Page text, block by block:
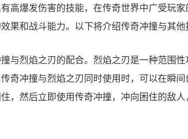
高爆发伤害的技能，在传奇世界中广受玩
果和战斗能力。以下将介绍传奇冲撞与其他
与烈焰之刃的配合。烈焰之刃是一种范围
奇冲撞与烈焰之刃同时使用时，可以在瞬
，然后立即使用传奇冲撞，冲向困住的敌